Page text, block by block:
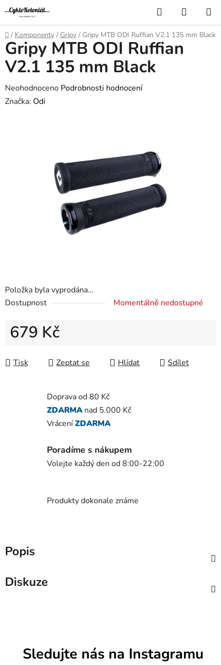
Přejít
na
obsah
Hledat
KOŠÍK
Domů
/ Komponenty / Gripy / Gripy MTB ODI Ruffian V2.1 135 mm Black
Položka byla vyprodána…
Dostupnost
Momentálně nedostupné
679 Kč
Tisk
Zeptat se Hlídat Sdílet
Gripy MTB ODI Ruffian
V2.1 135 mm Black
Průměrné
hodnocení
Neohodnoceno Podrobnosti hodnocení
Značka: Odi
Doprava od 80 Kč
ZDARMA nad 5.000 Kč
VráceníZDARMA
Poradíme s nákupem
Volejte každý den od 8:00-22:00
Produkty dokonale známe
Popis
Diskuze
Sledujte nás na Instagramu